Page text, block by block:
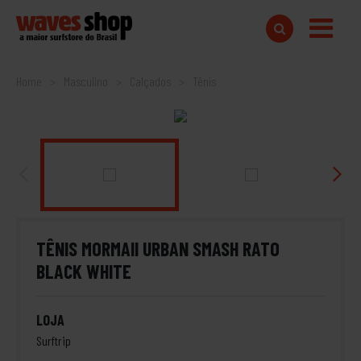
Home
TÊNIS MORMAII URBAN SMASH RATO
BLACK WHITE
LOJA
Surftrip